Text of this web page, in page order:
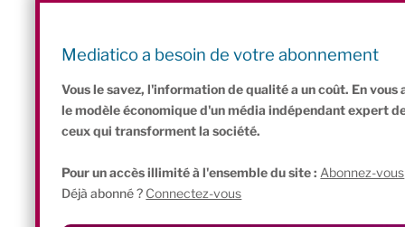
Mediatico a besoin de votre abonnement
Vous le savez, l'information de qualité a un coût. En
le modèle économique d'un média indépendant expert
ceux qui transforment la société.
Pour un accès illimité à l'ensemble du site : Abonnez-vous
Déjà abonné ? Connectez-vous